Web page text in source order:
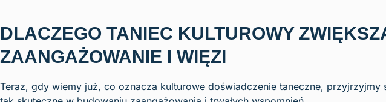
DLACZEGO TANIEC KULTUROWY
ZAANGAŻOWANIE I WIĘZI
Teraz, gdy wiemy już, co oznacza kulturowe doświadczenie taneczne, przyjrzyjmy